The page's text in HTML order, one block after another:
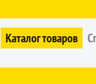
Каталог товаров